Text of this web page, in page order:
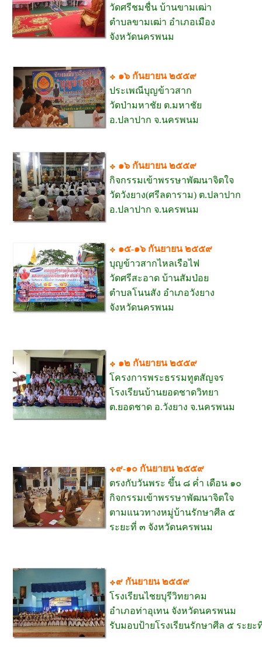
วัดศรีชมชื่น บ้านขามเฒ่า
ตำบลขามเฒ่า อำเภอเมือง
จังหวัดนครพนม
๑๖ กันยายน ๒๕๕๙
ประเพณีบุญข้าวสาก
วัดป่ามหาชัย ต.มหาชัย
อ.ปลาปาก จ.นครพนม
๑๖ กันยายน ๒๕๕๙
กิจกรรมเข้าพรรษาพัฒนาจิตใจ
วัดวังยาง(ศรีลดาราม) ต.ปลาปาก
อ.ปลาปาก จ.นครพนม
๑๕-๑๖ กันยายน ๒๕๕๙
บุญข้าวสากไหลเรือไฟ
วัดศรีสะอาด บ้านสัมป่อย
ตำบลโนนสัง อำเภอวังยาง
จังหวัดนครพนม
๑๒ กันยายน ๒๕๕๙
โครงการพระธรรมทูตสัญจร
โรงเรียนบ้านยอดชาดวิทยา
ต.ยอดชาด อ.วังยาง จ.นครพนม
๙-๑๐ กันยายน ๒๕๕๙
ตรงกับวันพระ ขึ้น ๘ ค่ำ เดือน ๑๐
กิจกรรมเข้าพรรษาพัฒนาจิตใจ
ตามแนวทางหมู่บ้านรักษาศีล ๕
ระยะที่ ๓ จังหวัดนครพนม
๙ กันยายน ๒๕๕๙
โรงเรียนไชยบุรีวิทยาคม
อำเภอท่าอุเทน จังหวัดนครพนม
รับมอบป้ายโรงเรียนรักษาศีล ๕ ระยะ